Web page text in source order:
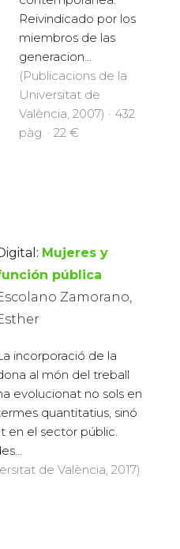
Reivindicado por los
miembros de las
generacion...
(Publicacions de la
Universitat de
València, 2007) · 432
pàg. · 22 €
Mujeres y
pública
Zamorano,
incorporació de la
al món del treball
evolucionat no sols en
quantitatius, sinó
en el sector públic.
de València, 2017)